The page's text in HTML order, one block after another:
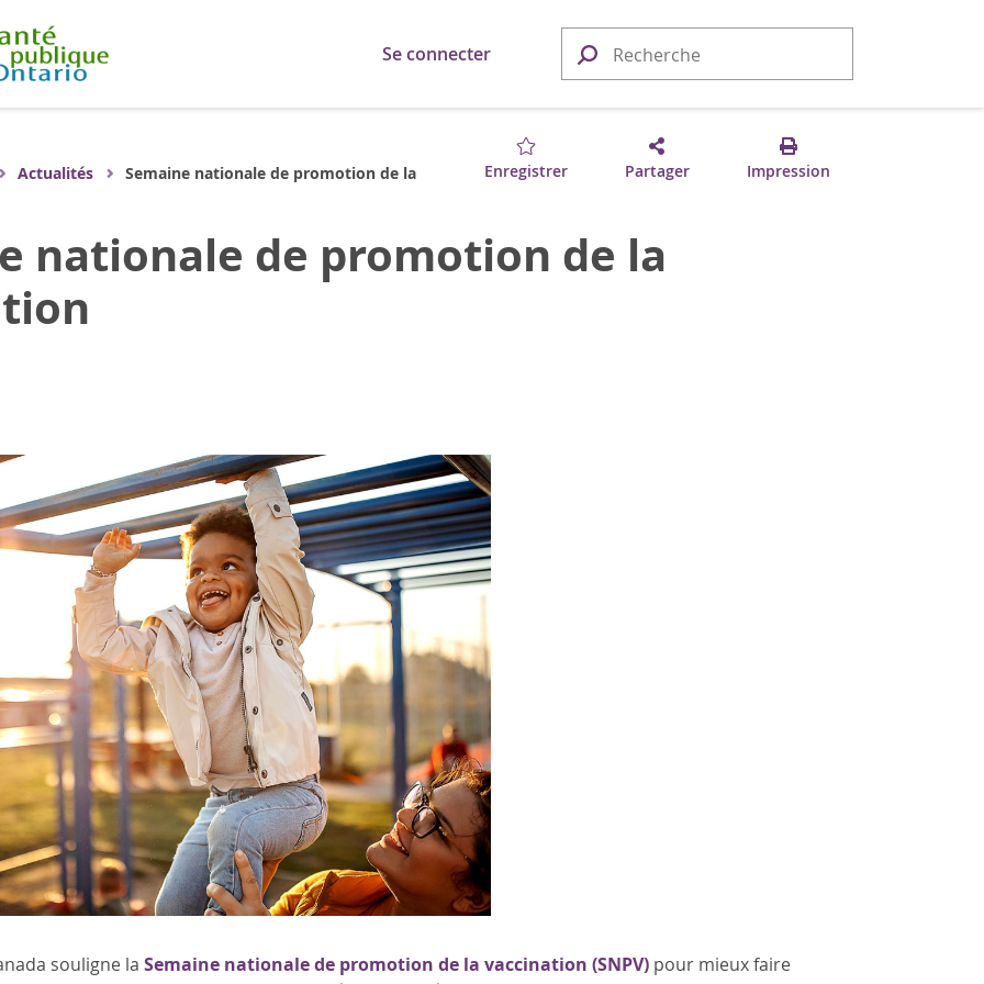
Se connecter
Enregistrer Partager Impression
Actualités
Semaine nationale de promotion de la
nationale de promotion de la
souligne la Semaine nationale de promotion de la vaccination (SNPV)pour mieux faire